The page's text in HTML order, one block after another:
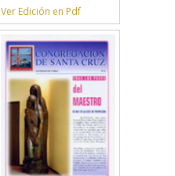
Ver Edición en Pdf